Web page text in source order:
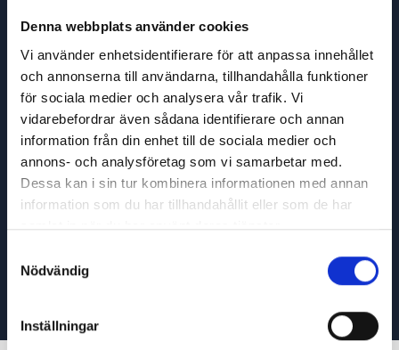
Denna webbplats använder cookies
Vi använder enhetsidentifierare för att anpassa innehållet
och annonserna till användarna, tillhandahålla funktioner
för sociala medier och analysera vår trafik. Vi
vidarebefordrar även sådana identifierare och annan
information från din enhet till de sociala medier och
annons- och analysföretag som vi samarbetar med.
Dessa kan i sin tur kombinera informationen med annan
information som du har tillhandahållit eller som de har
samlat in när du har använt deras tjänster.
Nödvändig
Inställningar
kommersiell och teknisk kompetens.
Genom att utveckla våra egna tjänster
kan vi anpassa dessa efter era
kunders behov.
Tack vare vår administrationsvy och
automatiserade licensmodell kan ni på
egen hand hantera era kunder så som
ni önskar
Läs mer om partnerskap